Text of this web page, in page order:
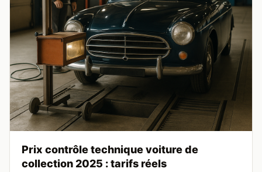
Prix contrôle technique voiture de
collection 2025 : tarifs réels